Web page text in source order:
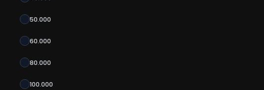
50.000
60.000
80.000
100.000